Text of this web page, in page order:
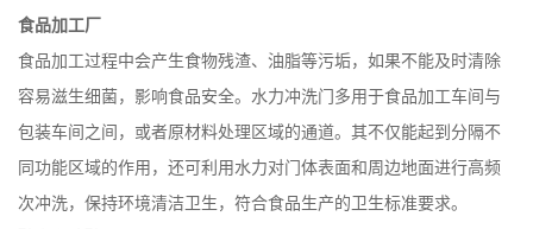
食品加工厂
食品加工过程中会产生食物残渣、油脂等污垢，如果不能及时清除
容易滋生细菌，影响食品安全。水力冲洗门多用于食品加工车间与
包装车间之间，或者原材料处理区域的通道。其不仅能起到分隔不
同功能区域的作用，还可利用水力对门体表面和周边地面进行高频
次冲洗，保持环境清洁卫生，符合食品生产的卫生标准要求。